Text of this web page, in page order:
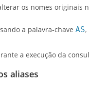
os nomes originais
a palavra-chave AS,
a execução da
aliases